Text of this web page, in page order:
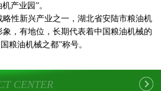
产业园”。
性新兴产业之一，湖北省安陆市粮油机
，有地位，长期代表着中国粮油机械的
粮油机械之都”称号。
CENTER